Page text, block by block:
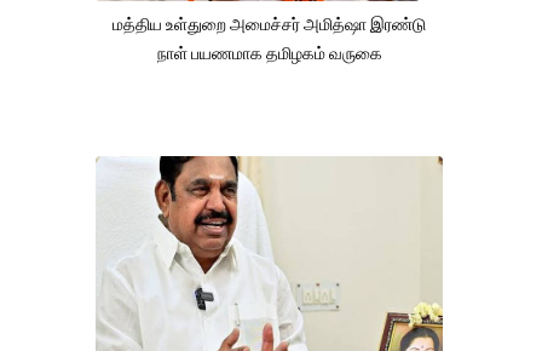
மத்திய உள்துறை அமைச்சர் அமித்ஷா இரண்டு
நாள் பயணமாக தமிழகம் வருகை